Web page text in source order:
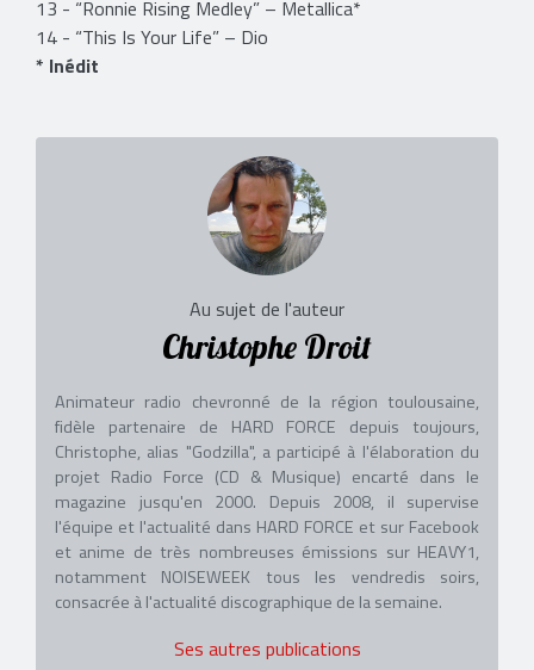
13 - “Ronnie Rising Medley” – Metallica*
14 - “This Is Your Life” – Dio
* Inédit
Au sujet de l'auteur
Christophe Droit
Animateur radio chevronné de la région toulousaine,
fidèle partenaire de HARD FORCE depuis toujours,
Christophe, alias "Godzilla", a participé à l'élaboration du
projet Radio Force (CD & Musique) encarté dans le
magazine jusqu'en 2000. Depuis 2008, il supervise
l'équipe et l'actualité dans HARD FORCE et sur Facebook
et anime de très nombreuses émissions sur HEAVY1,
notamment NOISEWEEK tous les vendredis soirs,
consacrée à l'actualité discographique de la semaine.
Ses autres publications